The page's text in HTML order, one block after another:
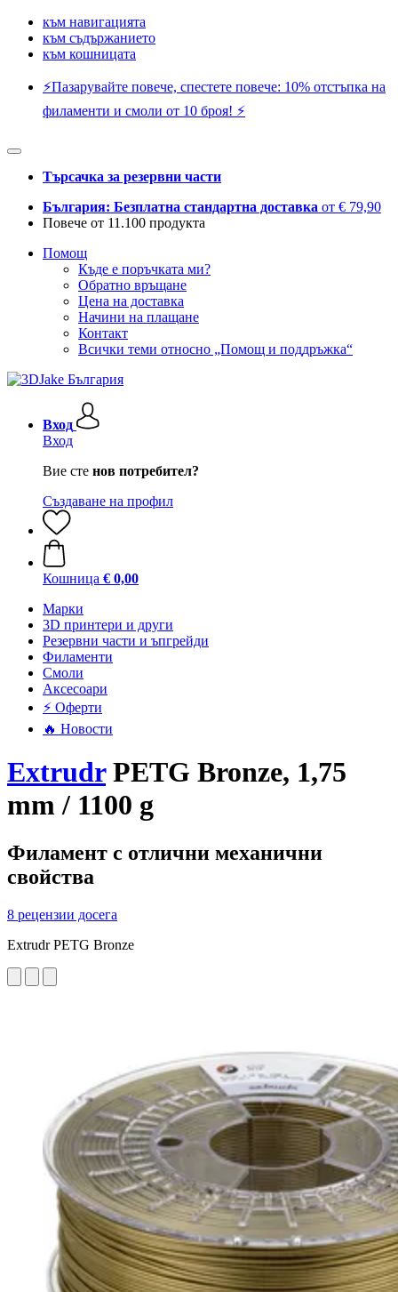
към навигацията
към съдържанието
към кошницата
⚡️Пазарувайте повече, спестете повече: 10% отстъпка на
филаменти и смоли от 10 броя! ⚡️
Търсачка за резервни части
България: Безплатна стандартна доставка от € 79,90
Повече от 11.100 продукта
Помощ
Къде е поръчката ми?
Обратно връщане
Цена на доставка
Начини на плащане
Контакт
Всички теми относно „Помощ и поддръжка“
Вход
Вход
Вие сте нов потребител?
Създаване на профил
Кошница € 0,00
Mарки
3D принтери и други
Резервни части и ъпгрейди
Филаменти
Смоли
Аксесоари
⚡ Оферти
🔥 Новости
ExtrudrPETG Bronze, 1,75
mm / 1100 g
Филамент с отлични механични
свойства
8 рецензии досега
Extrudr PETG Bronze